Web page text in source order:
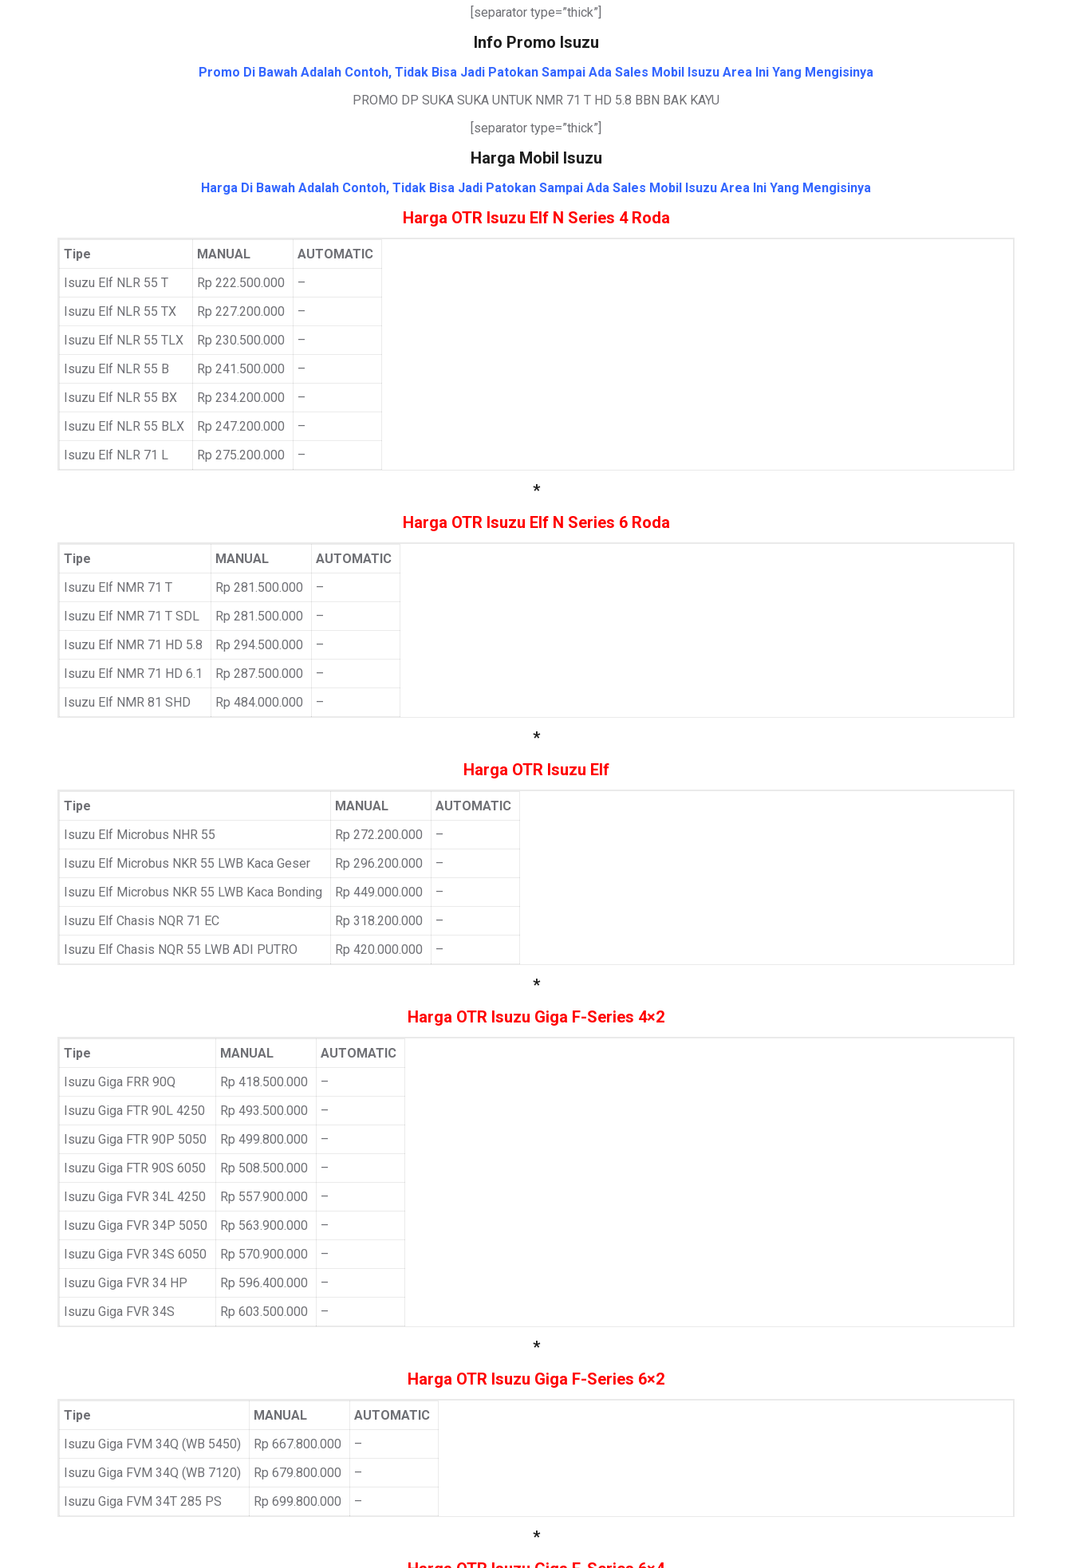
[separator type=”thick”]
Info Promo Isuzu
Promo Di Bawah Adalah Contoh, Tidak Bisa Jadi Patokan Sampai Ada Sales Mobil Isuzu Area Ini Yang Mengisinya
PROMO DP SUKA SUKA UNTUK NMR 71 T HD 5.8 BBN BAK KAYU
[separator type=”thick”]
Harga Mobil Isuzu
Harga Di Bawah Adalah Contoh, Tidak Bisa Jadi Patokan Sampai Ada Sales Mobil Isuzu Area Ini Yang Mengisinya
Harga OTR Isuzu Elf N Series 4 Roda
Tipe MANUAL
AUTOMATIC
Isuzu Elf NLR 55 T
Rp 222.500.000
–
Isuzu Elf NLR 55 TX
Rp 227.200.000
–
Isuzu Elf NLR 55 TLX
Rp 230.500.000
–
Isuzu Elf NLR 55 B
Rp 241.500.000
–
Isuzu Elf NLR 55 BX
Rp 234.200.000
–
Isuzu Elf NLR 55 BLX
Rp 247.200.000
–
Isuzu Elf NLR 71 L
Rp 275.200.000 –
*
Harga OTR Isuzu Elf N Series 6 Roda
Tipe MANUAL
AUTOMATIC
Isuzu Elf NMR 71 T
Rp 281.500.000
–
Isuzu Elf NMR 71 T SDL
Rp 281.500.000
–
Isuzu Elf NMR 71 HD 5.8
Rp 294.500.000
–
Isuzu Elf NMR 71 HD 6.1
Rp 287.500.000
–
Isuzu Elf NMR 81 SHD
Rp 484.000.000 –
*
Harga OTR Isuzu Elf
Tipe MANUAL
AUTOMATIC
Isuzu Elf Microbus NHR 55
Rp 272.200.000
–
Isuzu Elf Microbus NKR 55 LWB Kaca Geser
Rp 296.200.000
–
Isuzu Elf Microbus NKR 55 LWB Kaca Bonding
Rp 449.000.000
–
Isuzu Elf Chasis NQR 71 EC
Rp 318.200.000
–
Isuzu Elf Chasis NQR 55 LWB ADI PUTRO
Rp 420.000.000 –
*
Harga OTR Isuzu Giga F-Series 4×2
Tipe MANUAL
AUTOMATIC
Isuzu Giga FRR 90Q
Rp 418.500.000
–
Isuzu Giga FTR 90L 4250
Rp 493.500.000
–
Isuzu Giga FTR 90P 5050
Rp 499.800.000
–
Isuzu Giga FTR 90S 6050
Rp 508.500.000
–
Isuzu Giga FVR 34L 4250
Rp 557.900.000
–
Isuzu Giga FVR 34P 5050
Rp 563.900.000
–
Isuzu Giga FVR 34S 6050
Rp 570.900.000
–
Isuzu Giga FVR 34 HP
Rp 596.400.000
–
Isuzu Giga FVR 34S
Rp 603.500.000 –
*
Harga OTR Isuzu Giga F-Series 6×2
Tipe MANUAL
AUTOMATIC
Isuzu Giga FVM 34Q (WB 5450)
Rp 667.800.000
–
Isuzu Giga FVM 34Q (WB 7120)
Rp 679.800.000
–
Isuzu Giga FVM 34T 285 PS
Rp 699.800.000 –
*